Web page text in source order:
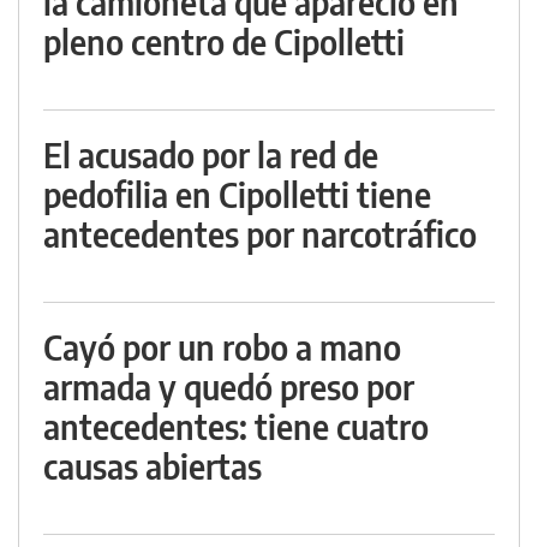
pleno centro de Cipolletti
El acusado por la red de
pedofilia en Cipolletti tiene
antecedentes por narcotráfico
Cayó por un robo a mano
armada y quedó preso por
antecedentes: tiene cuatro
causas abiertas